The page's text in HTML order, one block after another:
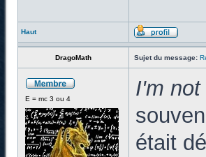
Haut
DragoMath Sujet du message:
E = mc 3 ou 4 I'm
était